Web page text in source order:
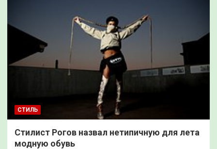
СТИЛЬ
Стилист Рогов назвал нетипичную для лета
модную обувь